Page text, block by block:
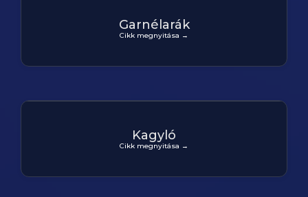
Garnélarák
Cikk megnyitása →
Kagyló
Cikk megnyitása →